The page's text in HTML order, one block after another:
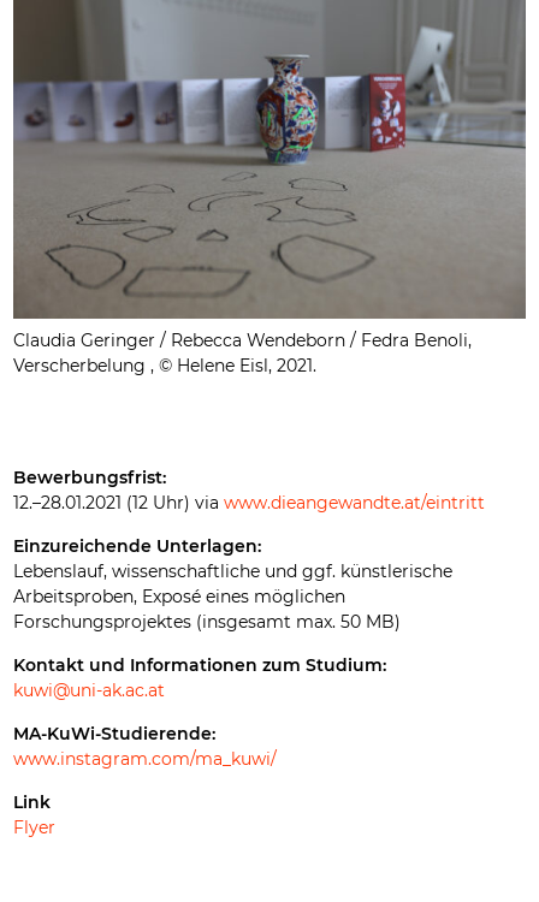
Claudia Geringer / Rebecca Wendeborn / Fedra Benoli,
Verscherbelung , © Helene Eisl, 2021.
Bewerbungsfrist:
12.–28.01.2021 (12 Uhr) viawww.dieangewandte.at/eintritt
Einzureichende Unterlagen:
Lebenslauf, wissenschaftliche und ggf. künstlerische
Arbeitsproben, Exposé eines möglichen
Forschungsprojektes (insgesamt max. 50 MB)
Kontakt und Informationen zum Studium:
kuwi@uni-ak.ac.at
MA-KuWi-Studierende:
www.instagram.com/ma_kuwi/
Link
Flyer